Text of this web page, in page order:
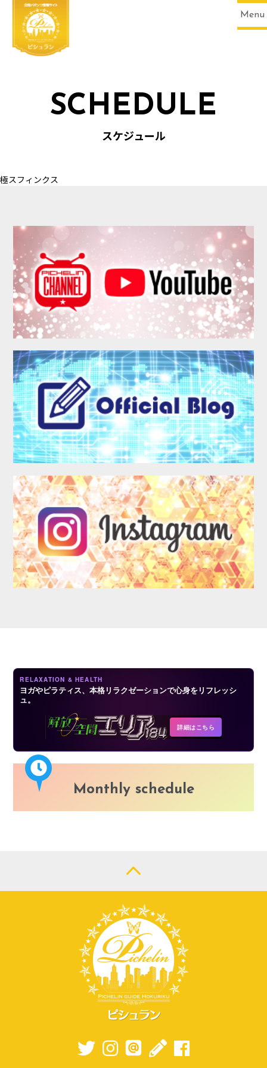
Menu
SCHEDULE
MEMBER
AUDITION
LOGIN
SCHEDULE
スケジュール
極スフィンクス
RELAXATION & HEALTH
ヨガやピラティス、本格リラクゼーションで心身をリフレッシ
ュ。
詳細はこちら
Monthly schedule